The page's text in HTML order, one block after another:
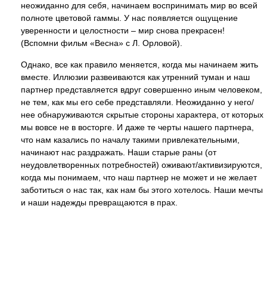
неожиданно для себя, начинаем воспринимать мир во всей
полноте цветовой гаммы. У нас появляется ощущение
уверенности и целостности – мир снова прекрасен!
(Вспомни фильм «Весна» с Л. Орловой).
Однако, все как правило меняется, когда мы начинаем жить
вместе. Иллюзии развеиваются как утренний туман и наш
партнер представляется вдруг совершенно иным человеком,
не тем, как мы его себе представляли. Неожиданно у него/
нее обнаруживаются скрытые стороны характера, от которых
мы вовсе не в восторге. И даже те черты нашего партнера,
что нам казались по началу такими привлекательными,
начинают нас раздражать. Наши старые раны (от
неудовлетворенных потребностей) оживают/активизируются,
когда мы понимаем, что наш партнер не может и не желает
заботиться о нас так, как нам бы этого хотелось. Наши мечты
и наши надежды превращаются в прах.